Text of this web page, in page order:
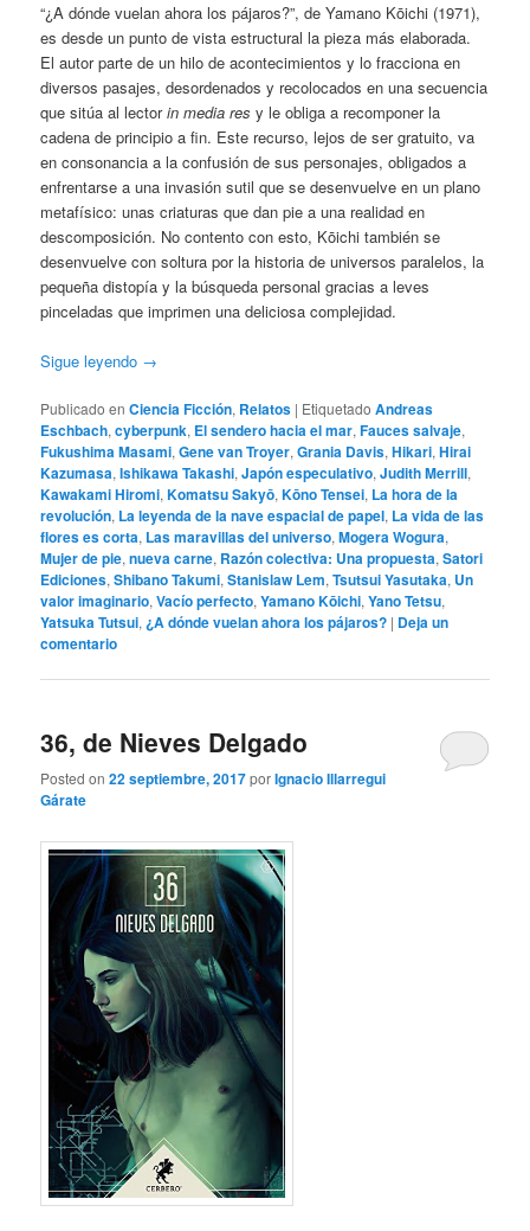
“¿A dónde vuelan ahora los pájaros?”, de Yamano Kōichi (1971),
es desde un punto de vista estructural la pieza más elaborada.
El autor parte de un hilo de acontecimientos y lo fracciona en
diversos pasajes, desordenados y recolocados en una secuencia
que sitúa al lectorin media res y le obliga a recomponer la
cadena de principio a fin. Este recurso, lejos de ser gratuito, va
en consonancia a la confusión de sus personajes, obligados a
enfrentarse a una invasión sutil que se desenvuelve en un plano
metafísico: unas criaturas que dan pie a una realidad en
descomposición. No contento con esto, Kōichi también se
desenvuelve con soltura por la historia de universos paralelos, la
pequeña distopía y la búsqueda personal gracias a leves
pinceladas que imprimen una deliciosa complejidad.
Sigue leyendo →
Publicado en Ciencia Ficción, Relatos | Etiquetado Andreas
Eschbach,cyberpunk, El sendero hacia el mar,Fauces salvaje,
Fukushima Masami,Gene van Troyer,Grania Davis,Hikari,Hirai
Kazumasa,Ishikawa Takashi,Japón especulativo,Judith Merrill,
Kawakami Hiromi,Komatsu Sakyō,Kōno Tensei, La hora de la
revolución, La leyenda de la nave espacial de papel, La vida de las
flores es corta, Las maravillas del universo,Mogera Wogura,
Mujer de pie,nueva carne, Razón colectiva: Una propuesta,Satori
Ediciones,Shibano Takumi,Stanislaw Lem,Tsutsui Yasutaka, Un
valor imaginario,Vacío perfecto,Yamano Kōichi,Yano Tetsu,
Yatsuka Tutsui, ¿A dónde vuelan ahora los pájaros? | Deja un
comentario
36, de Nieves Delgado
Posted on22 septiembre, 2017porIgnacio Illarregui
Gárate